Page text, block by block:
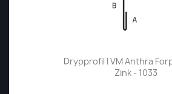
Drypprofil I VM Anthra
Zink - 1033